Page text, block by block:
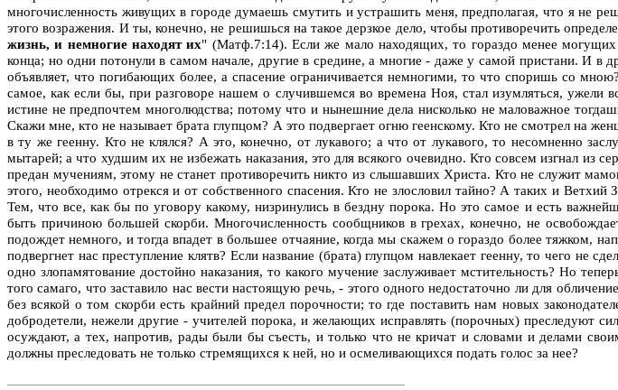
многочисленность живущих в городе думаешь смутить и устрашить меня, предполагая, что я не
этого возражения. И ты, конечно, не решишься на такое дерзкое дело, чтобы противоречить
жизнь, и немногие находят их" (Матф.7:14). Если же мало находящих, то гораздо менее
конца; но одни потонули в самом начале, другие в средине, а многие - даже у самой пристани. И в
объявляет, что погибающих более, а спасение ограничивается немногими, то что споришь со
самое, как если бы, при разговоре нашем о случившемся во времена Ноя, стал изумляться, ужели
истине не предпочтем многолюдства; потому что и нынешние дела нисколько не маловажное
Скажи мне, кто не называет брата глупцом? А это подвергает огню геенскому. Кто не смотрел на
в ту же геенну. Кто не клялся? А это, конечно, от лукавого; а что от лукавого, то несомненно
мытарей; а что худшим их не избежать наказания, это для всякого очевидно. Кто совсем изгнал
предан мучениям, этому не станет противоречить никто из слышавших Христа. Кто не служит
этого, необходимо отрекся и от собственного спасения. Кто не злословил тайно? А таких и
Тем, что все, как бы по уговору какому, низринулись в бездну порока. Но это самое и есть
быть причиною большей скорби. Многочисленность сообщников в грехах, конечно, не
подождет немного, и тогда впадет в большее отчаяние, когда мы скажем о гораздо более тяжком,
подвергнет нас преступление клятв? Если название (брата) глупцом навлекает геенну, то чего
одно злопамятование достойно наказания, то какого мучение заслуживает мстительность? Но
того самаго, что заставило нас вести настоящую речь, - этого одного недостаточно ли для
без всякой о том скорби есть крайний предел порочности; то где поставить нам новых
добродетели, нежели другие - учителей порока, и желающих исправлять (порочных) преследуют
осуждают, а тех, напротив, рады были бы съесть, и только что не кричат и словами и делами
должны преследовать не только стремящихся к ней, но и осмеливающихся подать голос за нее?